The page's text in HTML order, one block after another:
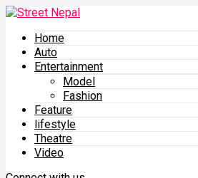
Home
Auto
Entertainment
Model
Fashion
Feature
lifestyle
Theatre
Video